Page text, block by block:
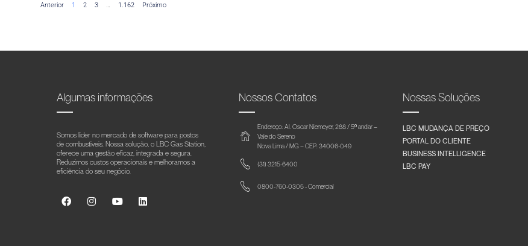
Anterior 1 2 3 … 1.162 Próximo
Algumas informações
Somos líder no mercado de software para postos
de combustíveis. Nossa solução, o LBC Gas Station,
oferece uma gestão eficaz, integrada e segura.
Reduzimos custos operacionais e melhoramos a
eficiência do seu negócio.
Nossos Contatos
Endereço: Al. Oscar Niemeyer, 288 / 5º andar –
Vale do Sereno
Nova Lima / MG – CEP: 34006-049
(31) 3215-6400
0800-760-0305 - Comercial
Nossas Soluções
LBC MUDANÇA DE PREÇO
PORTAL DO CLIENTE
BUSINESS INTELLIGENCE
LBC PAY